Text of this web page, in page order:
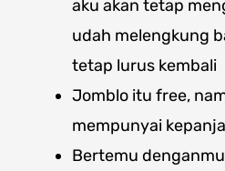
aku akan tetap
udah melengkung
tetap lurus kembali
Jomblo itu free,
mempunyai
Bertemu